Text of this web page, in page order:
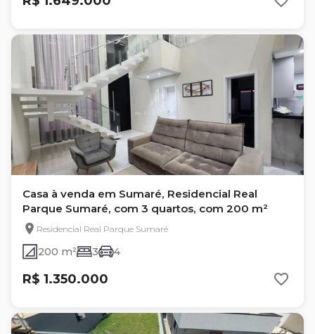
Casa à venda em Sumaré, Residencial Real
Parque Sumaré, com 3 quartos, com 200 m²
Residencial Real Parque Sumaré
200 m² 3 4
R$ 1.350.000